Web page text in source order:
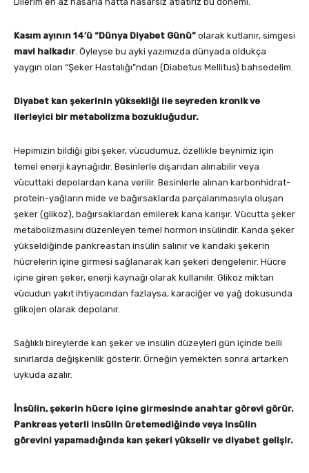
Kasım ayının 14’ü “Dünya Diyabet Günü” olarak kutlanır, simgesi
mavi halkadır . Öyleyse bu ayki yazımızda dünyada oldukça
yaygın olan “Şeker Hastalığı”ndan (Diabetus Mellitus) bahsedelim.
Diyabet kan şekerinin yüksekliği ile seyreden kronik ve
ilerleyici bir metabolizma bozukluğudur.
Hepimizin bildiği gibi şeker, vücudumuz, özellikle beynimiz için
temel enerji kaynağıdır. Besinlerle dışarıdan alınabilir veya
vücuttaki depolardan kana verilir. Besinlerle alınan karbonhidrat-
protein-yağların mide ve bağırsaklarda parçalanmasıyla oluşan
şeker (glikoz), bağırsaklardan emilerek kana karışır. Vücutta şeker
metabolizmasını düzenleyen temel hormon insülindir. Kanda şeker
yükseldiğinde pankreastan insülin salınır ve kandaki şekerin
hücrelerin içine girmesi sağlanarak kan şekeri dengelenir. Hücre
içine giren şeker, enerji kaynağı olarak kullanılır. Glikoz miktarı
vücudun yakıt ihtiyacından fazlaysa, karaciğer ve yağ dokusunda
glikojen olarak depolanır.
Sağlıklı bireylerde kan şeker ve insülin düzeyleri gün içinde belli
sınırlarda değişkenlik gösterir. Örneğin yemekten sonra artarken
uykuda azalır.
İnsülin,şekerin hücre içine girmesinde anahtar görevi görür.
Pankreas yeterli insülin üretemediğinde veya insülin
görevini yapamadığında kan şekeri yükselir ve diyabet gelişir.